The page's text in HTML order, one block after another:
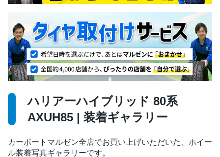
ハリアーハイブリッド 80系
AXUH85 | 装着ギャラリー
カーポートマルゼン全店でお買い上げいただいた、ホイー
ル装着写真ギャラリーです。